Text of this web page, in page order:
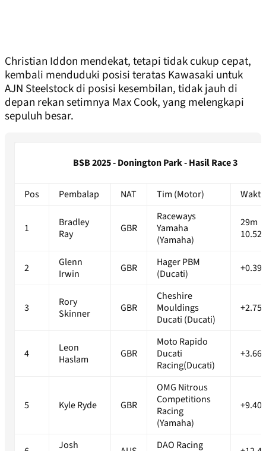
Christian Iddon mendekat, tetapi tidak cukup cepat,
kembali menduduki posisi teratas Kawasaki untuk
AJN Steelstock di posisi kesembilan, tidak jauh di
depan rekan setimnya Max Cook, yang melengkapi
sepuluh besar.
BSB 2025 - Donington Park - Hasil Race 3
Pos Pembalap NAT Tim (Motor)
1
Bradley
Ray
GBR
Raceways
Yamaha
(Yamaha)
29m
2
Glenn
Irwin
GBR
Hager PBM
(Ducati)
3
Rory
Skinner
GBR
Cheshire
Mouldings
Ducati (Ducati)
4
Leon
Haslam
GBR
Moto Rapido
Ducati
Racing(Ducati)
5 Kyle Ryde GBR
OMG Nitrous
Competitions
Racing
(Yamaha)
Josh
DAO Racing